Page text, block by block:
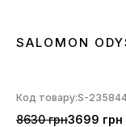
SALOMON
Код товару:S-
8630 грн3699 грн